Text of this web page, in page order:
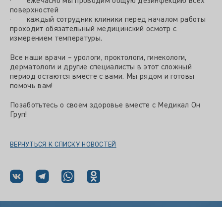
поверхностей
· каждый сотрудник клиники перед началом работы
проходит обязательный медицинский осмотр с
измерением температуры.
Все наши врачи – урологи, проктологи, гинекологи,
дерматологи и другие специалисты в этот сложный
период остаются вместе с вами. Мы рядом и готовы
помочь вам!
Позаботьтесь о своем здоровье вместе с Медикал Он
Груп!
ВЕРНУТЬСЯ К СПИСКУ НОВОСТЕЙ